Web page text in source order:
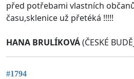
před potřebami vlastních
času,sklenice už přetéká !!!!!
HANA BRULÍKOVÁ(ČESKÉ
#1794